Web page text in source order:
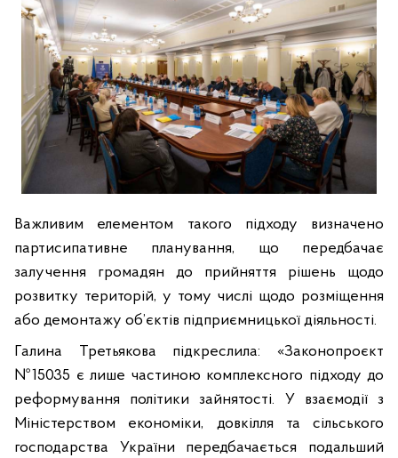
Важливим елементом такого підходу визначено
партисипативне планування, що передбачає
залучення громадян до прийняття рішень щодо
розвитку територій, у тому числі щодо розміщення
або демонтажу об’єктів підприємницької діяльності.
Галина Третьякова підкреслила: «Законопроєкт
№15035 є лише частиною комплексного підходу до
реформування політики зайнятості. У взаємодії з
Міністерством економіки, довкілля та сільського
господарства України передбачається подальший